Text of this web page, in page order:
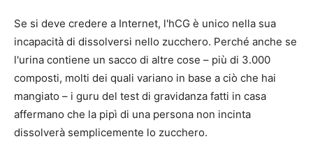
Se si deve credere a Internet, l'hCG è unico nella sua
incapacità di dissolversi nello zucchero. Perché anche se
l'urina contiene un sacco di altre cose – più di 3.000
composti, molti dei quali variano in base a ciò che hai
mangiato – i guru del test di gravidanza fatti in casa
affermano che la pipì di una persona non incinta
dissolverà semplicemente lo zucchero.